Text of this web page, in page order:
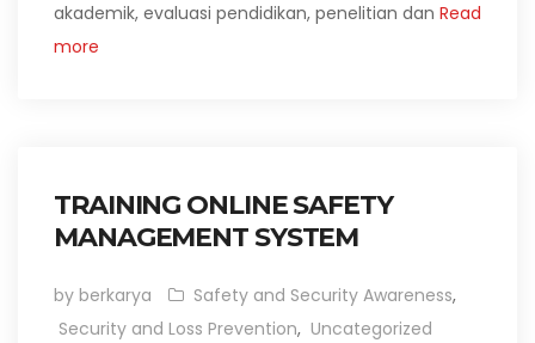
akademik, evaluasi pendidikan, penelitian dan Read
more
TRAINING ONLINE SAFETY
MANAGEMENT SYSTEM
by berkarya Safety and Security Awareness,
Security and Loss Prevention, Uncategorized